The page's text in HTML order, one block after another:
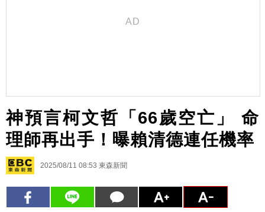
神預言柯文哲「66歲空亡」 命
理師再出手！曝賴清德連任機率
2025/08/11 08:53 東森新聞